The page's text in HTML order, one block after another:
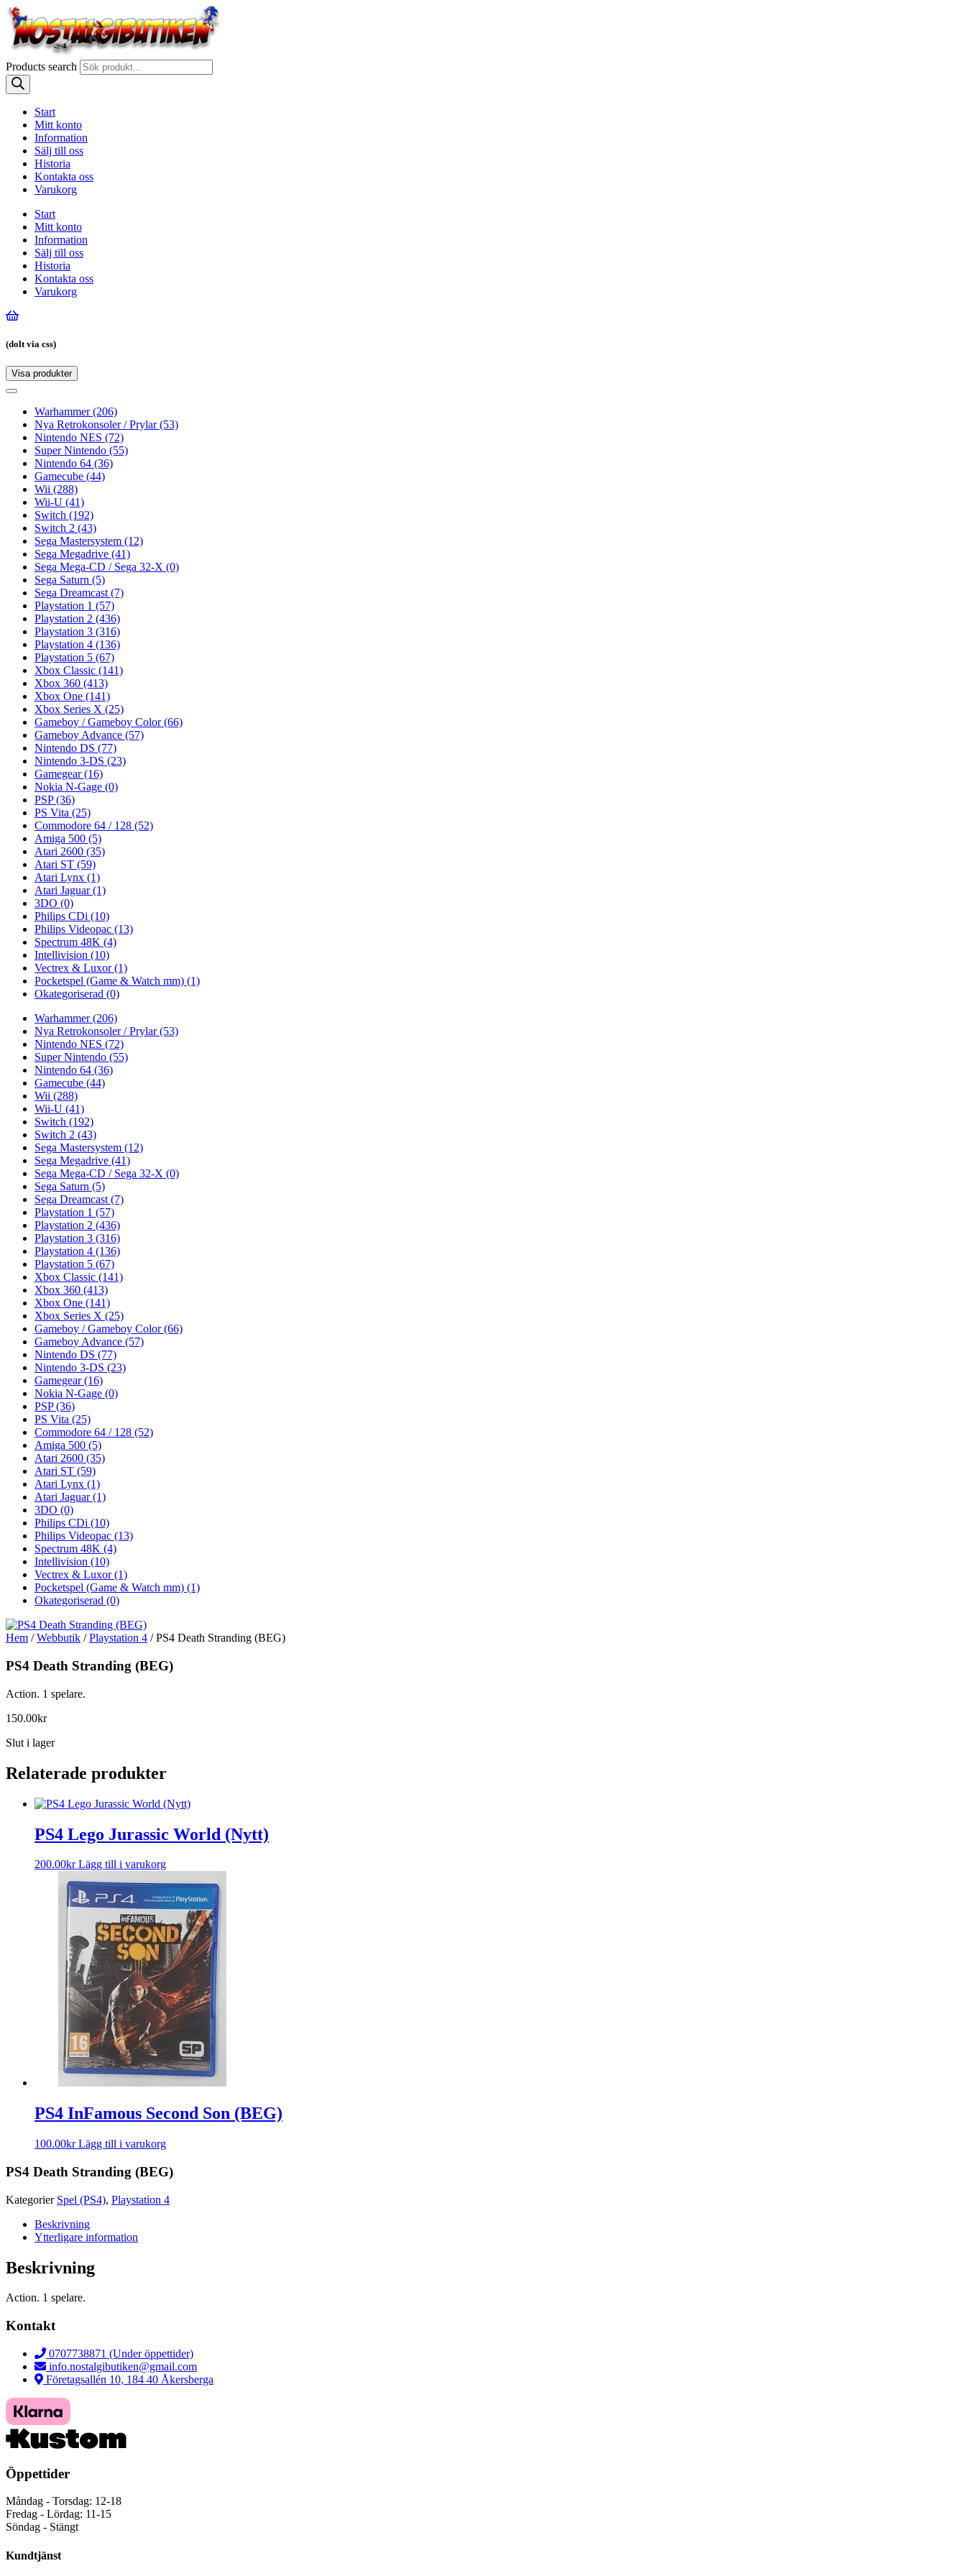
Products search
Start
Mitt konto
Information
Sälj till oss
Historia
Kontakta oss
Varukorg
Start
Mitt konto
Information
Sälj till oss
Historia
Kontakta oss
Varukorg
(dolt via css)
Visa produkter
Toggle
Toggle
navigationWarhammer(206)
Nya Retrokonsoler / Prylar(53)
Nintendo NES (72)
Super Nintendo (55)
Nintendo 64 (36)
Gamecube (44)
Wii (288)
Wii-U (41)
Switch (192)
Switch 2 (43)
Sega Mastersystem (12)
Sega Megadrive (41)
Sega Mega-CD / Sega 32-X (0)
Sega Saturn (5)
Sega Dreamcast (7)
Playstation 1 (57)
Playstation 2 (436)
Playstation 3 (316)
Playstation 4 (136)
Playstation 5 (67)
Xbox Classic (141)
Xbox 360 (413)
Xbox One (141)
Xbox Series X (25)
Gameboy / Gameboy Color(66)
Gameboy Advance (57)
Nintendo DS (77)
Nintendo 3-DS (23)
Gamegear(16)
Nokia N-Gage (0)
PSP(36)
PS Vita (25)
Commodore 64 / 128 (52)
Amiga 500 (5)
Atari 2600 (35)
Atari ST (59)
Atari Lynx (1)
Atari Jaguar(1)
3DO (0)
Philips CDi (10)
Philips Videopac (13)
Spectrum 48K (4)
Intellivision (10)
Vectrex & Luxor(1)
Pocketspel (Game & Watch mm) (1)
Okategoriserad (0)
Warhammer(206)
Nya Retrokonsoler / Prylar(53)
Nintendo NES (72)
Super Nintendo (55)
Nintendo 64 (36)
Gamecube (44)
Wii (288)
Wii-U (41)
Switch (192)
Switch 2 (43)
Sega Mastersystem (12)
Sega Megadrive (41)
Sega Mega-CD / Sega 32-X (0)
Sega Saturn (5)
Sega Dreamcast (7)
Playstation 1 (57)
Playstation 2 (436)
Playstation 3 (316)
Playstation 4 (136)
Playstation 5 (67)
Xbox Classic (141)
Xbox 360 (413)
Xbox One (141)
Xbox Series X (25)
Gameboy / Gameboy Color(66)
Gameboy Advance (57)
Nintendo DS (77)
Nintendo 3-DS (23)
Gamegear(16)
Nokia N-Gage (0)
PSP(36)
PS Vita (25)
Commodore 64 / 128 (52)
Amiga 500 (5)
Atari 2600 (35)
Atari ST (59)
Atari Lynx (1)
Atari Jaguar(1)
3DO (0)
Philips CDi (10)
Philips Videopac (13)
Spectrum 48K (4)
Intellivision (10)
Vectrex & Luxor(1)
Pocketspel (Game & Watch mm) (1)
Okategoriserad (0)
Hem /Webbutik /Playstation 4 / PS4 Death Stranding (BEG)
PS4 Death Stranding (BEG)
Action. 1 spelare.
150.00kr
Slut i lager
Relaterade produkter
PS4 Lego Jurassic World (Nytt)
200.00kr Lägg till i varukorg
PS4 InFamous Second Son (BEG)
100.00kr Lägg till i varukorg
PS4 Death Stranding (BEG)
Kategorier Spel (PS4), Playstation 4
Beskrivning
Ytterligare information
Beskrivning
Action. 1 spelare.
Kontakt
0707738871 (Under öppettider)
info.nostalgibutiken@gmail.com
Företagsallén 10, 184 40 Åkersberga
Öppettider
Måndag - Torsdag: 12-18
Fredag - Lördag: 11-15
Söndag - Stängt
Kundtjänst